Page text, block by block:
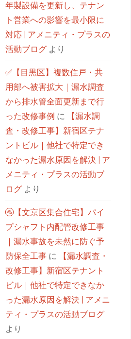
年製設備を更新し、テナン
ト営業への影響を最小限に
対応 | アメニティ・プラスの
活動ブログより
✅【目黒区】複数住戸・共
用部へ被害拡大｜漏水調査
から排水管全面更新まで行
った改修事例 に
【漏水調
査・改修工事】新宿区テナ
ントビル｜他社で特定でき
なかった漏水原因を解決 | ア
メニティ・プラスの活動ブ
ログより
🚰【文京区集合住宅】パイ
プシャフト内配管改修工事
｜漏水事故を未然に防ぐ予
防保全工事 に
【漏水調査・
改修工事】新宿区テナント
ビル｜他社で特定できなか
った漏水原因を解決 | アメニ
ティ・プラスの活動ブログ
より